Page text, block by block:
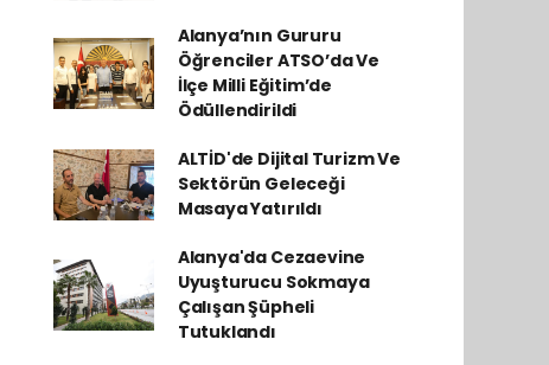
Alanya’nın Gururu
Öğrenciler ATSO’da Ve
İlçe Milli Eğitim’de
Ödüllendirildi
ALTİD'de Dijital Turizm Ve
Sektörün Geleceği
Masaya Yatırıldı
Alanya'da Cezaevine
Uyuşturucu Sokmaya
Çalışan Şüpheli
Tutuklandı